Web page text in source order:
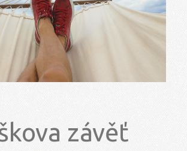
závěť